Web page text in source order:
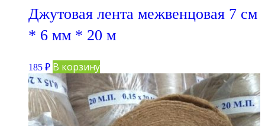
Джутовая лента межвенцовая 7 см
* 6 мм * 20 м
185 ₽ В корзину